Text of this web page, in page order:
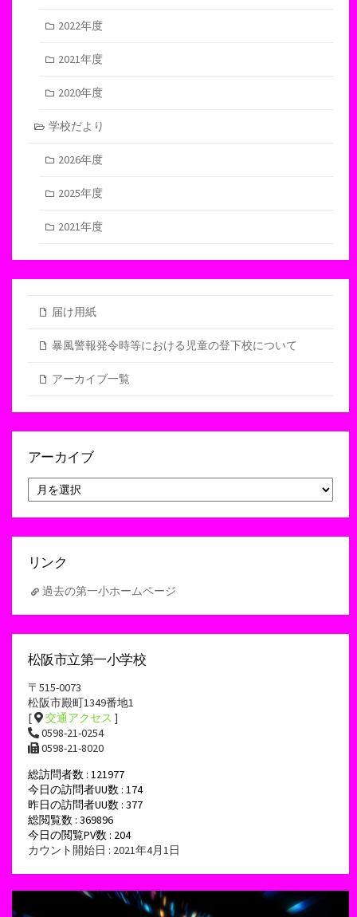
2022年度
2021年度
2020年度
学校だより
2026年度
2025年度
2021年度
届け用紙
暴風警報発令時等における児童の登下校について
アーカイブ一覧
アーカイブ
ー
カ
リンク
過去の第一小ホームページ
松阪市立第一小学校
〒515-0073
松阪市殿町1349番地1
[
交通アクセス ]
0598-21-0254
0598-21-8020
総訪問者数 : 121977
今日の訪問者UU数 : 174
昨日の訪問者UU数 : 377
総閲覧数 : 369896
今日の閲覧PV数 : 204
カウント開始日 : 2021年4月1日